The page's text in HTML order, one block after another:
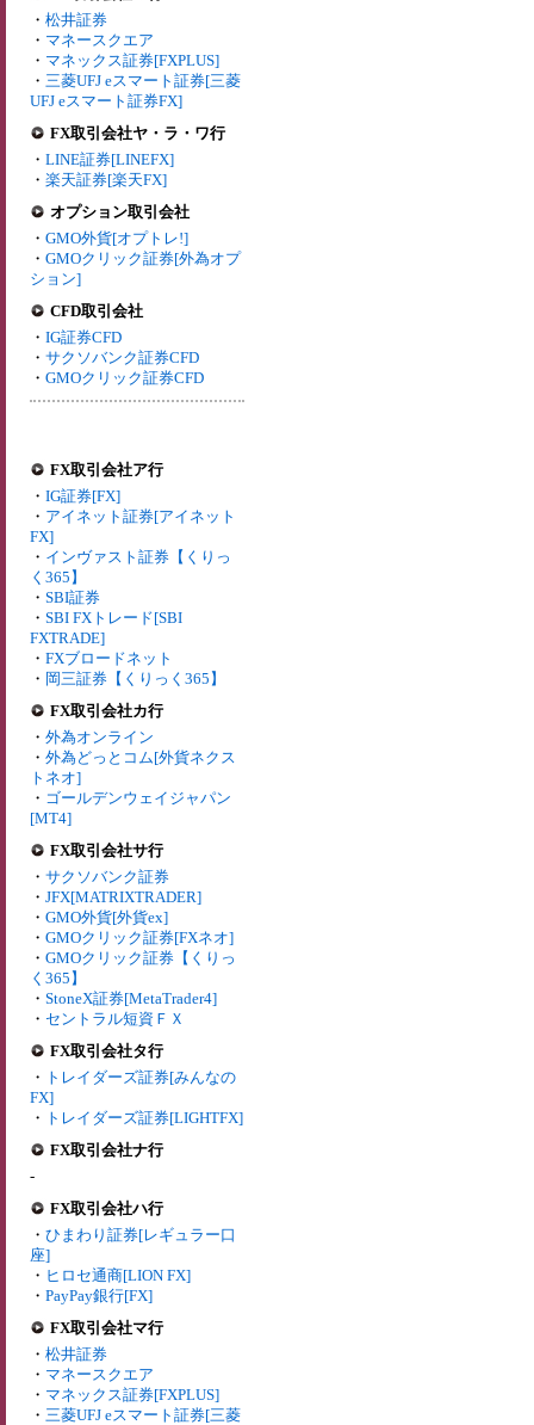
・ 松井証券
・ マネースクエア
・ マネックス証券[FXPLUS]
・ 三菱UFJ eスマート証券[三菱
UFJ eスマート証券FX]
FX取引会社ヤ・ラ・ワ行
・ LINE証券[LINEFX]
・ 楽天証券[楽天FX]
オプション取引会社
・ GMO外貨[オプトレ!]
・ GMOクリック証券[外為オプ
ション]
CFD取引会社
・ IG証券CFD
・ サクソバンク証券CFD
・ GMOクリック証券CFD
FX取引会社ア行
・ IG証券[FX]
・ アイネット証券[アイネット
FX]
・ インヴァスト証券【くりっ
く365】
・ SBI証券
・ SBI FXトレード[SBI
FXTRADE]
・ FXブロードネット
・ 岡三証券【くりっく365】
FX取引会社カ行
・ 外為オンライン
・ 外為どっとコム[外貨ネクス
トネオ]
・ ゴールデンウェイジャパン
[MT4]
FX取引会社サ行
・ サクソバンク証券
・ JFX[MATRIXTRADER]
・ GMO外貨[外貨ex]
・ GMOクリック証券[FXネオ]
・ GMOクリック証券【くりっ
く365】
・ StoneX証券[MetaTrader4]
・ セントラル短資ＦＸ
FX取引会社タ行
・ トレイダーズ証券[みんなの
FX]
・ トレイダーズ証券[LIGHTFX]
FX取引会社ナ行
-
FX取引会社ハ行
・ ひまわり証券[レギュラー口
座]
・ ヒロセ通商[LION FX]
・ PayPay銀行[FX]
FX取引会社マ行
・ 松井証券
・ マネースクエア
・ マネックス証券[FXPLUS]
・ 三菱UFJ eスマート証券[三菱